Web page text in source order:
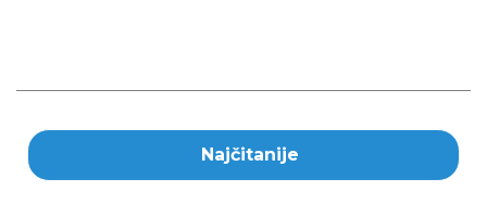
Najčitanije